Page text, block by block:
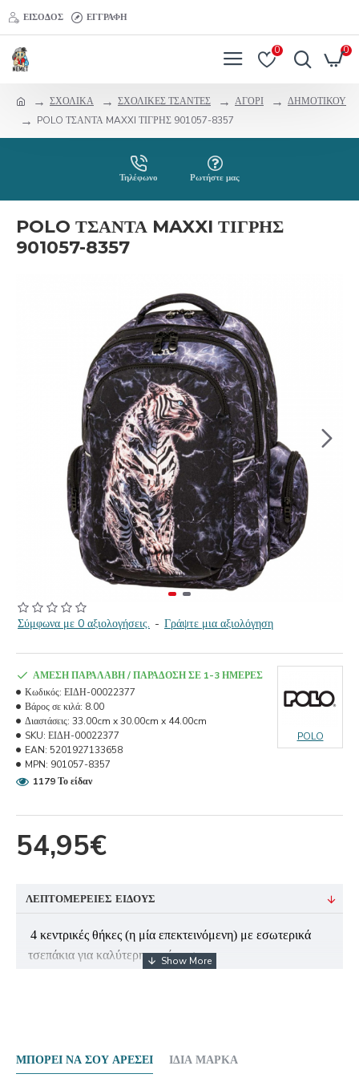
ΕΊΣΟΔΟΣ ΕΓΓΡΑΦΉ
0 0
ΣΧΟΛΙΚΑ ΣΧΟΛΙΚΕΣ ΤΣΑΝΤΕΣ ΑΓΟΡΙ
ΔΗΜΟΤΙΚΟΥ
POLO ΤΣΑΝΤΑ MAXXI ΤΙΓΡΗΣ 901057-8357
Τηλέφωνο Ρωτήστε μας
POLO ΤΣΑΝΤΑ MAXXI ΤΙΓΡΗΣ
901057-8357
Σύμφωνα με 0 αξιολογήσεις. - Γράψτε μια αξιολόγηση
54,95€
ΆΜΕΣΗ ΠΑΡΑΛΑΒΉ / ΠΑΡΆΔΟΣΗ ΣΕ 1-3 ΗΜΈΡΕΣ
Κωδικός: ΕΙΔΗ-00022377
Βάρος σε κιλά: 8.00
Διαστάσεις: 33.00cm x 30.00cm x 44.00cm
SKU: ΕΙΔΗ-00022377
EAN: 5201927133658
MPN: 901057-8357
POLO
1179 Το είδαν
ΛΕΠΤΟΜΈΡΕΙΕΣ ΕΊΔΟΥΣ
4 κεντρικές θήκες (η μία επεκτεινόμενη) με εσωτερικά
τσεπάκια για καλύτερη οργάνωση.
Ειδικά ενισχυμένη εσωτερική θήκη για προστασία και
ΜΠΟΡΕΊ ΝΑ ΣΟΥ ΑΡΈΣΕΙ ΊΔΙΑ ΜΆΡΚΑ